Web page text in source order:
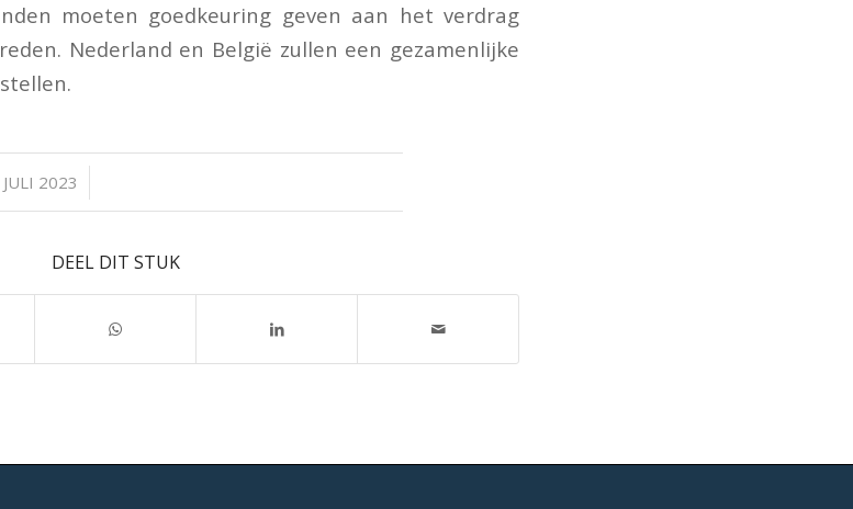
moeten goedkeuring geven aan het verdrag
Nederland en België zullen een gezamenlijke
2023
/
DEEL DIT STUK